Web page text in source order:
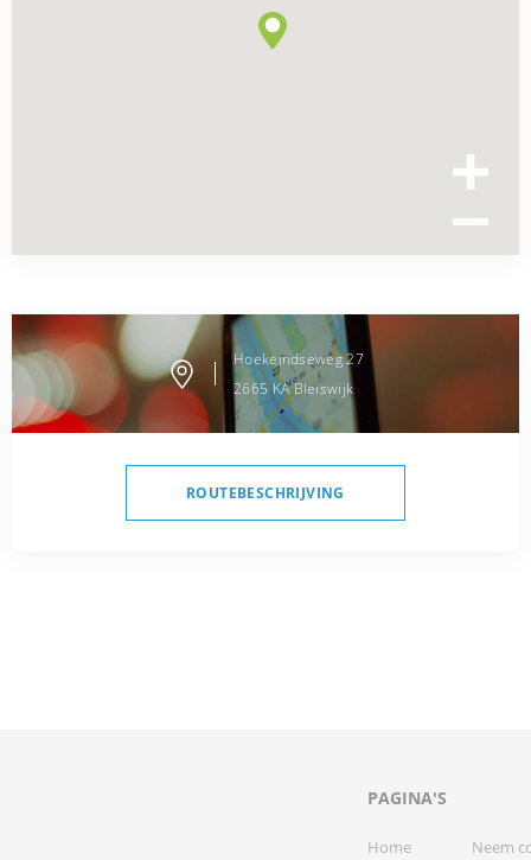
Hoekeindseweg27
2665 KABleiswijk
ROUTEBESCHRIJVING
PAGINA'S
Home
Neem